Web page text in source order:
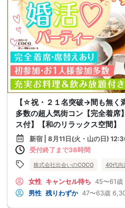
【☆祝・２１名突破→間も無
多数の超人気街コン【完全着席
ス付】【和のリラックス空間】
新宿 | 8月11日(火・山の日)
受付終了まで36時間
株式会社出会いのCOCO 40代向
女性 キャンセル待ち 45〜61歳
男性 残りわずか 47〜63歳